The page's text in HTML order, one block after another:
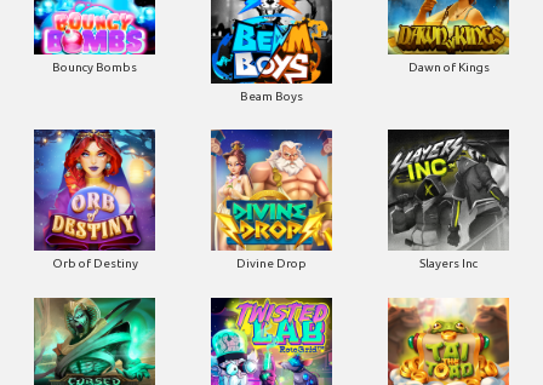
Bouncy Bombs
Beam Boys
Dawn of Kings
Orb of Destiny Divine Drop Slayers Inc